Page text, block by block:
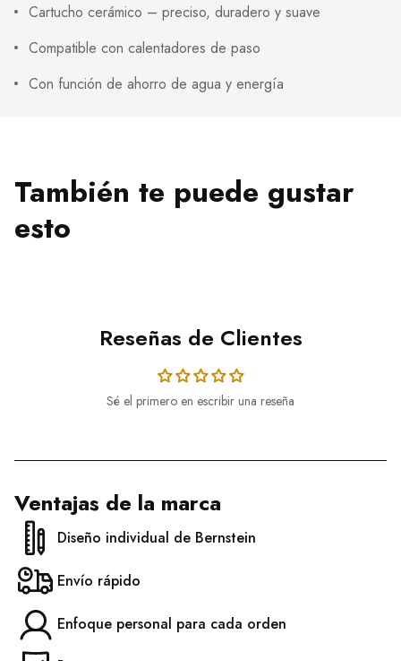
Cartucho cerámico – preciso, duradero y suave
Compatible con calentadores de paso
Con función de ahorro de agua y energía
También te puede gustar
esto
Reseñas de Clientes
Sé el primero en escribir una reseña
Ventajas de la marca
Diseño individual de Bernstein
Envío rápido
Enfoque personal para cada orden